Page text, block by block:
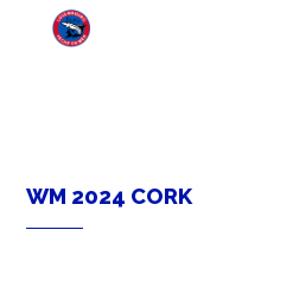
WM 2024 CORK